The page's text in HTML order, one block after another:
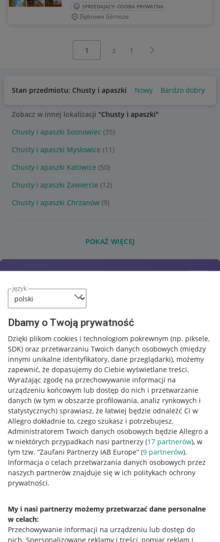
język
Dbamy o Twoją prywatność
Dzięki plikom cookies i technologiom pokrewnym (np. piksele,
SDK) oraz przetwarzaniu Twoich danych osobowych (między
innymi unikalne identyfikatory, dane przeglądarki), możemy
zapewnić, że dopasujemy do Ciebie wyświetlane treści.
Wyrażając zgodę na przechowywanie informacji na
urządzeniu końcowym lub dostęp do nich i przetwarzanie
danych (w tym w obszarze profilowania, analiz rynkowych i
statystycznych) sprawiasz, że łatwiej będzie odnaleźć Ci w
Allegro dokładnie to, czego szukasz i potrzebujesz.
Administratorem Twoich danych osobowych będzie Allegro a
w niektórych przypadkach nasi partnerzy (17 partnerów), w
tym tzw. “Zaufani Partnerzy IAB Europe” (9 partnerów).
Informacja o celach przetwarzania danych osobowych przez
naszych partnerów znajduje się w ich politykach ochrony
prywatności.
My i nasi partnerzy możemy przetwarzać dane personalne
w celach:
Przechowywanie informacji na urządzeniu lub dostęp do
nich. Spersonalizowane reklamy i treści, pomiar reklam i
SPRZEDAJĄCY: OSOBA PRYWATNA
Dąbrowa Górnicza
z 1 Następna strona
Stan przedmiotu: Chusty i apaszki Nowy Bardzo dobry
Zobacz w innej lokalizacji "Chusty i apaszki"
Chusty i apaszki Sosnowiec (35)
Chusty i apaszki Mysłowice (11)
Chusty i apaszki Katowice (50)
Chusty i apaszki Zawiercie (12)
Chusty i apaszki Chrzanów (9)
POKAŻ WIĘCEJ
Przydatne informacje
Jak to działa
Allegro Gadane dla sprzedających
Allegro Gadane dla kupujących